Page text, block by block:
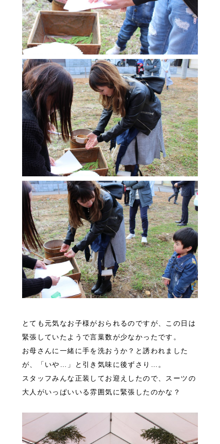
とても元気なお子様がおられるのですが、この日は
緊張していたようで言葉数が少なかったです。
お母さんに一緒に手を洗おうか？と誘われました
が、「いや…」と引き気味に後ずさり…。
スタッフみんな正装してお迎えしたので、スーツの
大人がいっぱいいる雰囲気に緊張したのかな？